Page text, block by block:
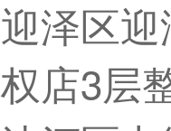
泽区
店3层